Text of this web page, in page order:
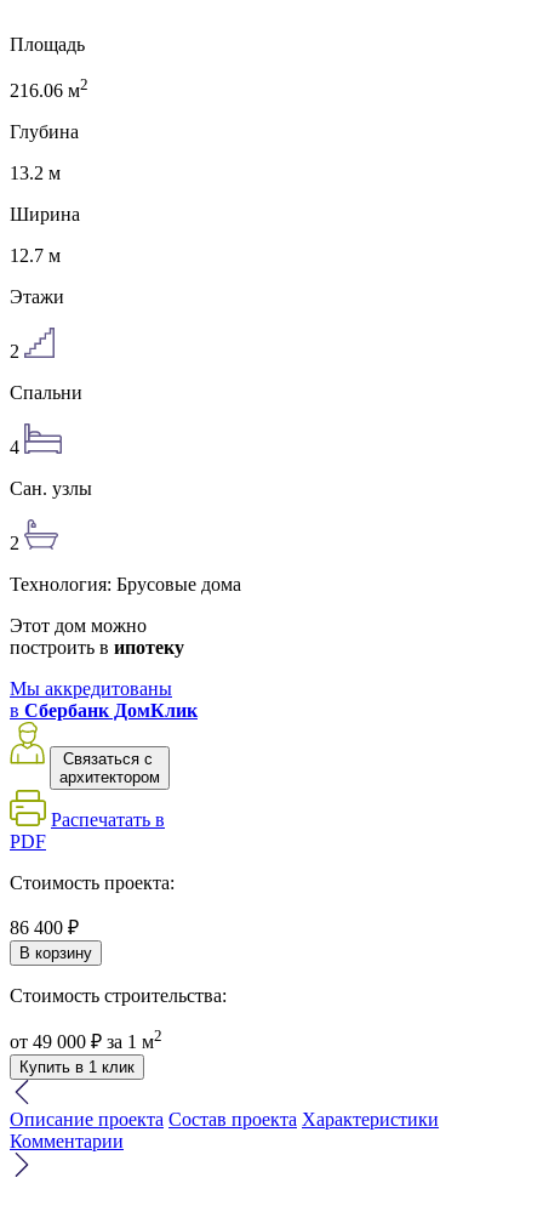
Площадь
216.06 м2
Глубина
13.2 м
Ширина
12.7 м
Этажи
2
Спальни
4
Сан. узлы
2
Технология: Брусовые дома
Этот дом можно
построить в ипотеку
Мы аккредитованы
в Сбербанк ДомКлик
Связаться с
архитектором
Распечатать в
PDF
Стоимость проекта:
86 400 ₽
В корзину
Стоимость строительства:
от 49 000 ₽ за 1 м2
Купить в 1 клик
Описание проекта Состав проекта Характеристики
Комментарии